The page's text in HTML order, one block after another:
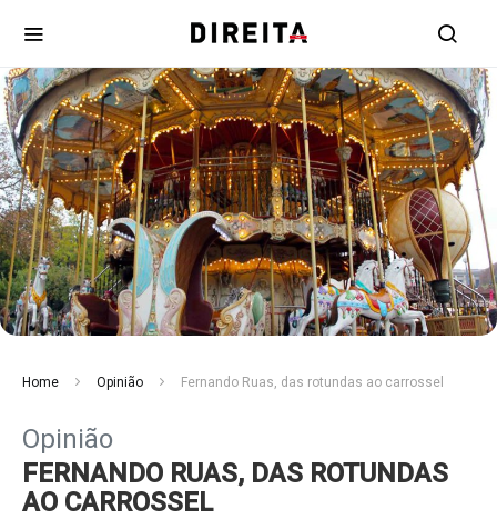
Home Opinião Fernando Ruas, das rotundas ao carrossel
Opinião
FERNANDO RUAS, DAS ROTUNDAS
AO CARROSSEL